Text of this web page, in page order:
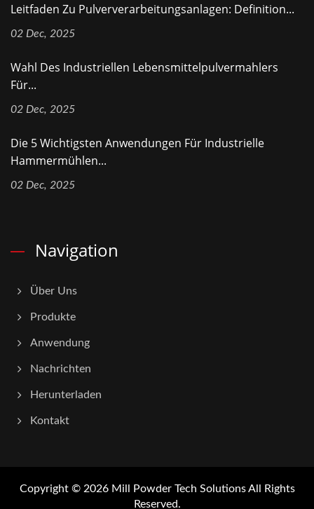
Leitfaden Zu Pulververarbeitungsanlagen: Definition...
02 Dec, 2025
Wahl Des Industriellen Lebensmittelpulvermahlers
Für...
02 Dec, 2025
Die 5 Wichtigsten Anwendungen Für Industrielle
Hammermühlen...
02 Dec, 2025
Navigation
Über Uns
Produkte
Anwendung
Nachrichten
Herunterladen
Kontakt
Copyright © 2026 Mill Powder Tech SolutionsAll Rights
Reserved.